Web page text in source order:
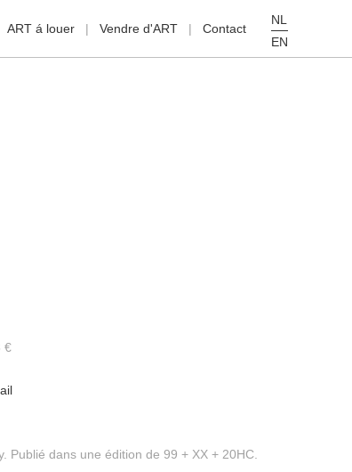
NL
EN
ART á louer Vendre d'ART Contact
€
Publié dans une édition de 99 + XX + 20HC.